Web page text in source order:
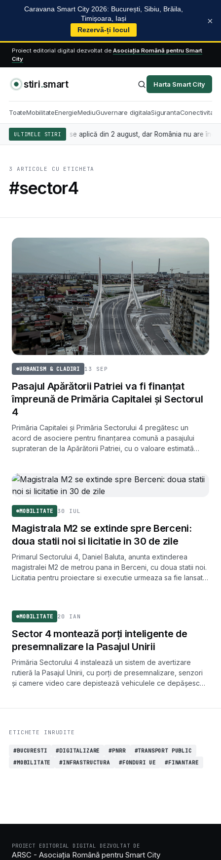
Caravana Smart City 2026: București, Sibiu, Brăila,
Timișoara, Iași
Rezervă-ți locul
×
Proiect editorial digital dezvoltat de Asociația Română pentru Smart
City
stiri.smart Harta Smart City
ToateMobilitateEnergieMediuGuvernare digitalaSigurantaConectivitate
ULTIMELE STIRI
artificială se aplică din 2 august, dar România nu are încă
3 ARTICOLE CU ETICHETA
#sector4
URBANISM & CLADIRI 13 SEP
Pasajul Apărătorii Patriei va fi finanțat
împreună de Primăria Capitalei și Sectorul
4
Primăria Capitalei și Primăria Sectorului 4 pregătesc un
acord de asociere pentru finanțarea comună a pasajului
suprateran de la Apărătorii Patriei, cu o valoare estimată
MOBILITATE 30 IUL
Magistrala M2 se extinde spre Berceni:
doua statii noi si licitatie in 30 de zile
Primarul Sectorului 4, Daniel Baluta, anunta extinderea
magistralei M2 de metrou pana in Berceni, cu doua statii noi.
Licitatia pentru proiectare si executie urmeaza sa fie lansata
MOBILITATE 20 IAN
Sector 4 montează porți inteligente de
presemnalizare la Pasajul Unirii
Primăria Sectorului 4 instalează un sistem de avertizare
rutieră la Pasajul Unirii, cu porți de presemnalizare, senzori
și camere video care depistează vehiculele ce depășesc
ETICHETE INRUDITE
#BUCURESTI #DIGITALIZARE #PNRR
#TRANSPORT PUBLIC
#MOBILITATE
#INFRASTRUCTURA #FONDURI UE #FINANTARE
PROIECT EDITORIAL DIGITAL DEZVOLTAT DE
ARSC - Asociația Română pentru Smart City